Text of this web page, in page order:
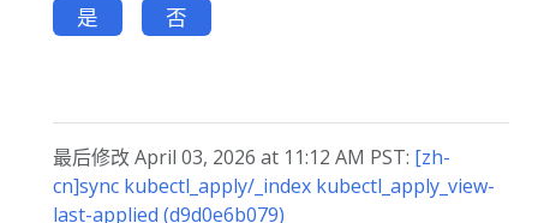
是 否
最后修改 April 03, 2026 at 11:12 AM PST: [zh-
cn]sync kubectl_apply/_index kubectl_apply_view-
last-applied (d9d0e6b079)